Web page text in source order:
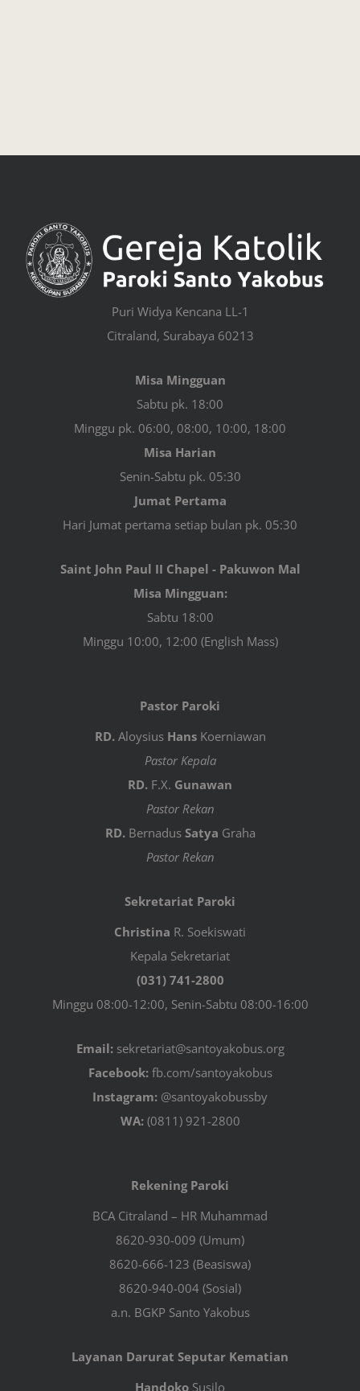
Puri Widya Kencana LL-1
Citraland, Surabaya 60213
Misa Mingguan
Sabtu pk. 18:00
Minggu pk. 06:00, 08:00, 10:00, 18:00
Misa Harian
Senin-Sabtu pk. 05:30
Jumat Pertama
Hari Jumat pertama setiap bulan pk. 05:30
Saint John Paul II Chapel - Pakuwon Mal
Misa Mingguan:
Sabtu 18:00
Minggu 10:00, 12:00 (English Mass)
Pastor Paroki
RD.Aloysius HansKoerniawan
Pastor Kepala
RD. F.X. Gunawan
Pastor Rekan
RD.Bernadus Satya Graha
Pastor Rekan
Sekretariat Paroki
Christina R. Soekiswati
Kepala Sekretariat
(031) 741-2800
Minggu 08:00-12:00, Senin-Sabtu 08:00-16:00
Email:sekretariat@santoyakobus.org
Facebook:fb.com/santoyakobus
Instagram: @santoyakobussby
WA:(0811) 921-2800
Rekening Paroki
BCA Citraland – HR Muhammad
8620-930-009 (Umum)
8620-666-123 (Beasiswa)
8620-940-004 (Sosial)
a.n. BGKP Santo Yakobus
Layanan Darurat Seputar Kematian
Handoko Susilo